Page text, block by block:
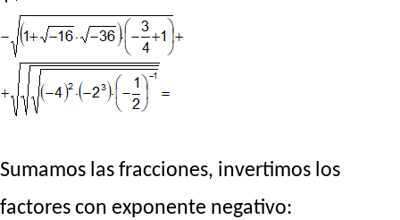
Sumamos las fracciones, invertimos los
factores con exponente negativo: